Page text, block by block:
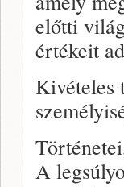
előtti
értékeit
Kivételes
A